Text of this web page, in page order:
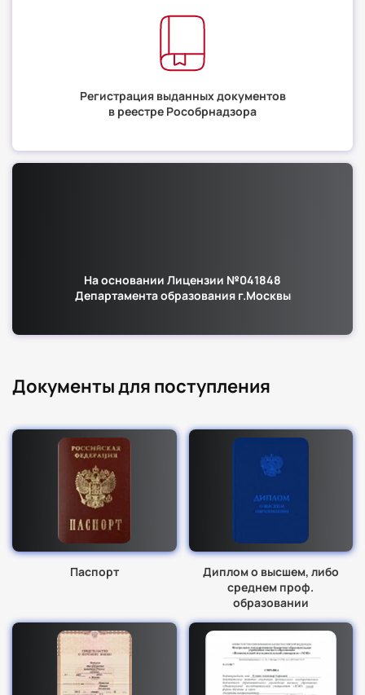
Регистрация выданных документов
в реестре Рособрнадзора
На основании Лицензии №041848
Департамента образования г.Москвы
Документы для поступления
Паспорт
Диплом о высшем, либо
среднем проф.
образовании